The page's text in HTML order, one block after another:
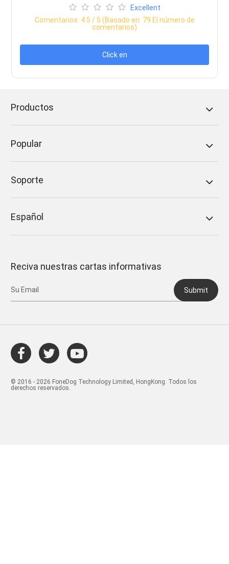
Excellent
Comentarios: 4.5 / 5 (Basado en: 79 El número de
comentarios)
Click en
Productos
Popular
Soporte
Español
Reciva nuestras cartas informativas
Submit
© 2016 - 2026 FoneDog Technology Limited, HongKong. Todos los
derechos reservados.